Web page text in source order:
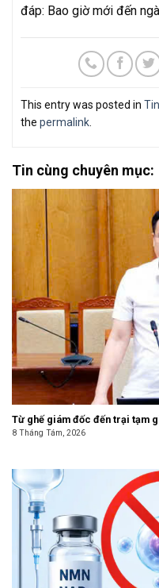
đáp: Bao giờ mới đến
This entry was posted in
the permalink.
Tin cùng chuyên mục:
Từ ghế giám đốc đến trại tạm
8 Tháng Tám, 2026